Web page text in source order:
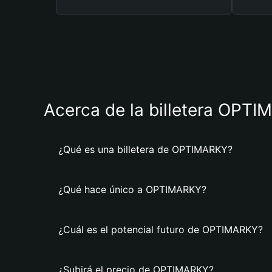
Acerca de la billetera
¿Qué es una billetera de OPTIMARKY?
¿Qué hace único a OPTIMARKY?
¿Cuál es el potencial futuro de OPTIMARKY?
¿Subirá el precio de OPTIMARKY?